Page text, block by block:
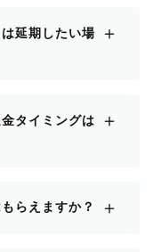
延期したい場
＋
タイミングは
＋
らえますか？ ＋